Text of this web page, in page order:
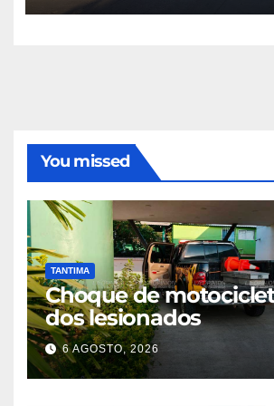
estatales refuerzan
You missed
TANTIMA
Choque de
dos lesionados
6 AGOSTO, 2026